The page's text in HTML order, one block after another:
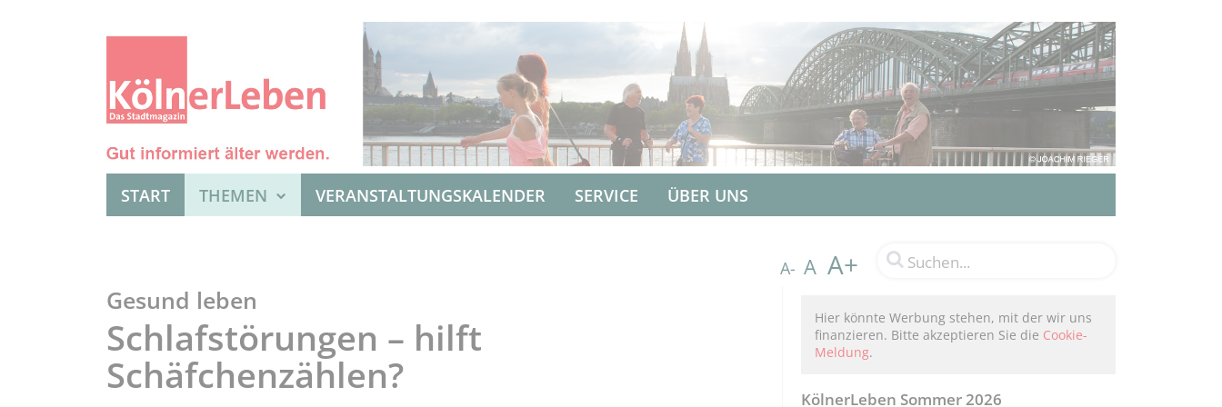
START THEMEN VERANSTALTUNGSKALENDER SERVICE ÜBER UNS
A- A A+
Gesund leben
Schlafstörungen – hilft
Schäfchenzählen?
Hier könnte Werbung stehen, mit der wir uns
finanzieren. Bitte akzeptieren Sie die Cookie-
Meldung.
KölnerLeben Sommer 2026